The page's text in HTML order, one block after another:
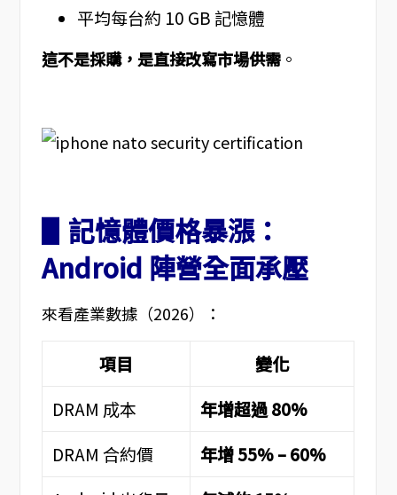
平均每台約 10 GB 記憶體
這不是採購，是直接改寫市場供需。
▋記憶體價格暴漲：
Android 陣營全面承壓
來看產業數據（2026）：
項目
變化
DRAM 成本
年增超過 80%
DRAM 合約價
年增 55% – 60%